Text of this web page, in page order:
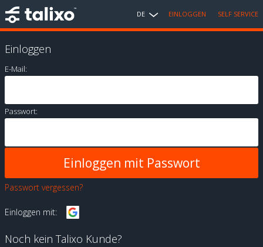
DE EINLOGGEN SELF SERVICE
Einloggen
E-Mail:
Passwort:
Passwort vergessen?
Einloggen mit:
Noch kein Talixo Kunde?